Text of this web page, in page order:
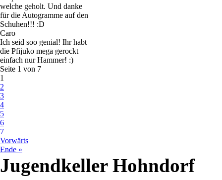
welche geholt. Und danke
für die Autogramme auf den
Schuhen!!! :D
Caro
Ich seid soo genial! Ihr habt
die Pfijuko mega gerockt
einfach nur Hammer! :)
Seite 1 von 7
1
2
3
4
5
6
7
Vorwärts
Ende »
Jugendkeller Hohndorf